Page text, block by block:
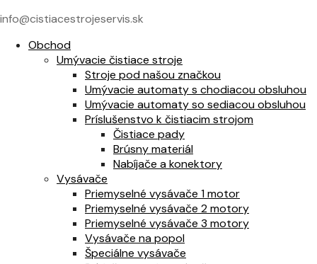
info@cistiacestrojeservis.sk
Obchod
Umývacie čistiace stroje
Stroje pod našou značkou
Umývacie automaty s chodiacou obsluhou
Umývacie automaty so sediacou obsluhou
Príslušenstvo k čistiacim strojom
Čistiace pady
Brúsny materiál
Nabíjače a konektory
Vysávače
Priemyselné vysávače 1 motor
Priemyselné vysávače 2 motory
Priemyselné vysávače 3 motory
Vysávače na popol
Špeciálne vysávače